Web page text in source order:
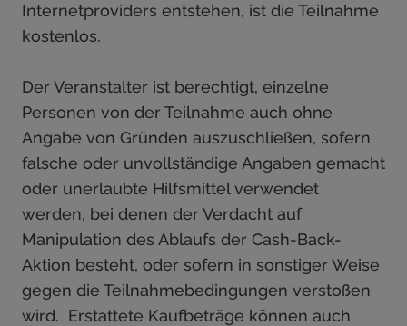
Internetproviders entstehen, ist die Teilnahme
kostenlos.
Der Veranstalter ist berechtigt, einzelne
Personen von der Teilnahme auch ohne
Angabe von Gründen auszuschließen, sofern
falsche oder unvollständige Angaben gemacht
oder unerlaubte Hilfsmittel verwendet
werden, bei denen der Verdacht auf
Manipulation des Ablaufs der Cash-Back-
Aktion besteht, oder sofern in sonstiger Weise
gegen die Teilnahmebedingungen verstoßen
wird. Erstattete Kaufbeträge können auch